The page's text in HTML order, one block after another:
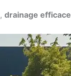
, drainage efficace